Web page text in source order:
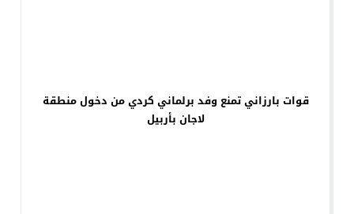
قوات بارزاني تمنع وفد برلماني كردي من دخول منطقة
لاجان بأربيل